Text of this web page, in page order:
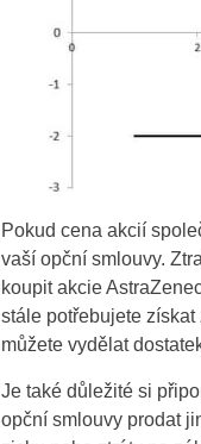
Pokud cena akcií
vaší opční smlouvy.
koupit akcie
stále potřebujete
můžete vydělat
Je také důležité si
opční smlouvy prodat